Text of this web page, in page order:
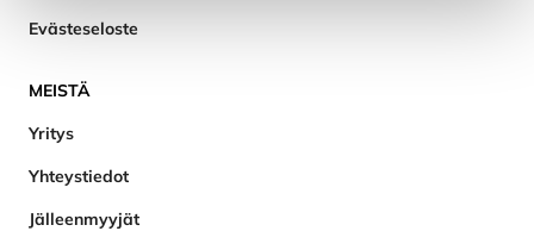
Evästeseloste
MEISTÄ
Yritys
Yhteystiedot
Jälleenmyyjät